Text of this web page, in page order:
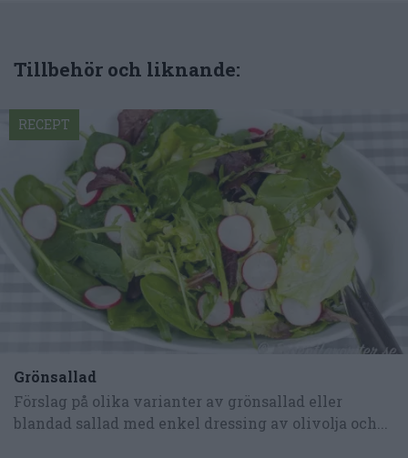
Tillbehör och liknande:
Grönsallad
Förslag på olika varianter av grönsallad eller
blandad sallad med enkel dressing av olivolja och...
RECEPT